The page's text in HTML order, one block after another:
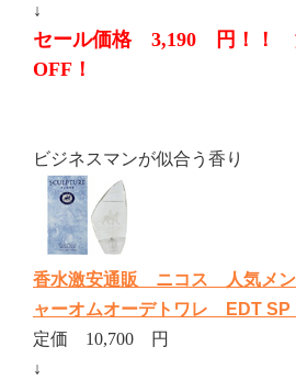
↓
セール価格 3,190 円！
OFF！
ビジネスマンが似合う香り
香水激安通販 ニコス 人気メ
ャーオムオーデトワレ EDT SP
定価 10,700 円
↓